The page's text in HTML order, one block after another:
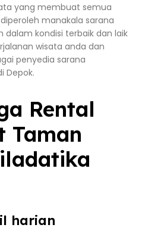
yang membuat semua
manakala sarana
dalam kondisi terbaik dan laik
wisata anda dan
penyedia sarana
Depok.
Rental
Taman
harian